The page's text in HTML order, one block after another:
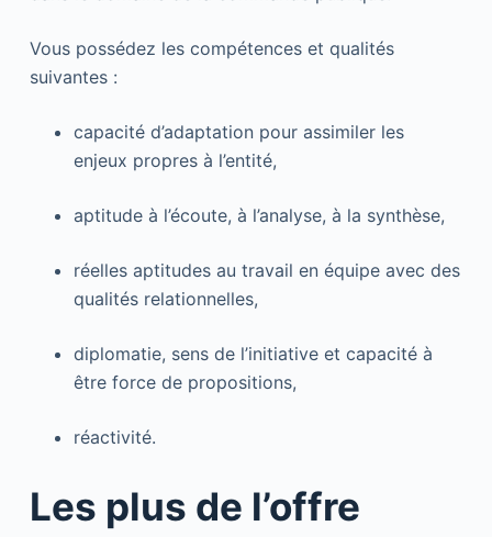
Vous possédez les compétences et qualités
suivantes :
capacité d’adaptation pour assimiler les
enjeux propres à l’entité,
aptitude à l’écoute, à l’analyse, à la synthèse,
réelles aptitudes au travail en équipe avec des
qualités relationnelles,
diplomatie, sens de l’initiative et capacité à
être force de propositions,
réactivité.
Les plus de l’offre